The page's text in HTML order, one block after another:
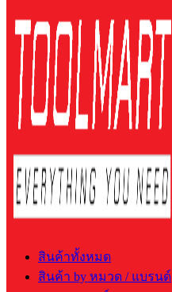
สินค้าทั้งหมด
สินค้า by หมวด / แบรนด์